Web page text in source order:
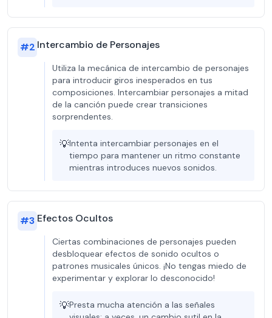
#2 Intercambio de Personajes
Utiliza la mecánica de intercambio de personajes
para introducir giros inesperados en tus
composiciones. Intercambiar personajes a mitad
de la canción puede crear transiciones
sorprendentes.
💡Intenta intercambiar personajes en el
tiempo para mantener un ritmo constante
mientras introduces nuevos sonidos.
#3 Efectos Ocultos
Ciertas combinaciones de personajes pueden
desbloquear efectos de sonido ocultos o
patrones musicales únicos. ¡No tengas miedo de
experimentar y explorar lo desconocido!
💡Presta mucha atención a las señales